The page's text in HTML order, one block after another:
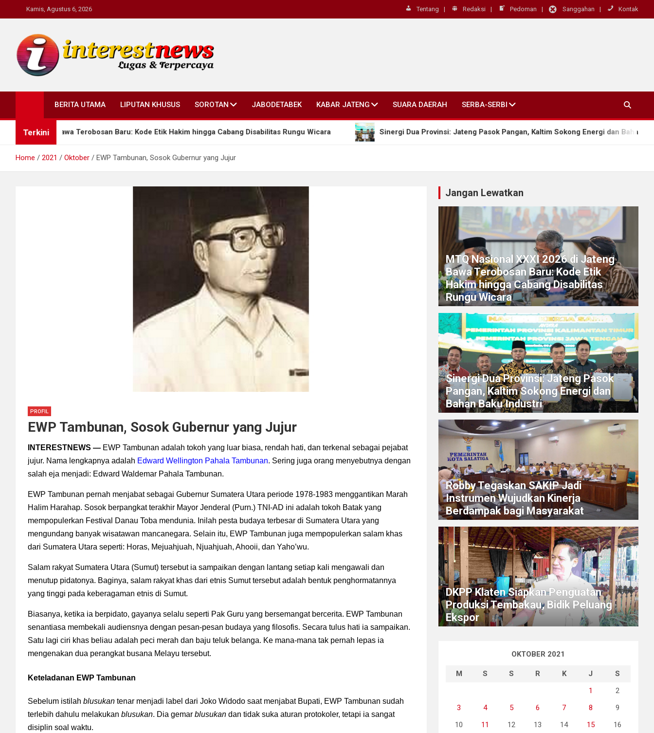
to
Kamis, Agustus 6, 2026 Tentang Redaksi Pedoman Sanggahan Kontak
Interestnews.or.id
BERITA UTAMA LIPUTAN KHUSUS SOROTAN JABODETABEK KABAR JATENG SUARA DAERAH SERBA-SERBI
Terkini
Bawa Terobosan Baru: Kode Etik Hakim hingga Cabang Disabilitas Rungu Wicara Sinergi Dua Provinsi: Jateng Pasok Pangan, Kaltim Sokong Energi dan Bahan Baku Industri
Home 2021 Oktober EWP Tambunan, Sosok Gubernur yang Jujur
PROFIL
EWP Tambunan, Sosok Gubernur yang Jujur
INTERESTNEWS — EWP Tambunan adalah tokoh yang luar biasa, rendah hati, dan terkenal sebagai pejabat
jujur. Nama lengkapnya adalah Edward Wellington Pahala Tambunan. Sering juga orang menyebutnya dengan
salah eja menjadi: Edward Waldemar Pahala Tambunan.
EWP Tambunan pernah menjabat sebagai Gubernur Sumatera Utara periode 1978-1983 menggantikan Marah
Halim Harahap. Sosok berpangkat terakhir Mayor Jenderal (Purn.) TNI-AD ini adalah tokoh Batak yang
mempopulerkan Festival Danau Toba mendunia. Inilah pesta budaya terbesar di Sumatera Utara yang
mengundang banyak wisatawan mancanegara. Selain itu, EWP Tambunan juga mempopulerkan salam khas
dari Sumatera Utara seperti: Horas, Mejuahjuah, Njuahjuah, Ahooii, dan Yaho’wu.
Salam rakyat Sumatera Utara (Sumut) tersebut ia sampaikan dengan lantang setiap kali mengawali dan
menutup pidatonya. Baginya, salam rakyat khas dari etnis Sumut tersebut adalah bentuk penghormatannya
yang tinggi pada keberagaman etnis di Sumut.
Biasanya, ketika ia berpidato, gayanya selalu seperti Pak Guru yang bersemangat bercerita. EWP Tambunan
senantiasa membekali audiensnya dengan pesan-pesan budaya yang filosofis. Secara tulus hati ia sampaikan.
Satu lagi ciri khas beliau adalah peci merah dan baju teluk belanga. Ke mana-mana tak pernah lepas ia
mengenakan dua perangkat busana Melayu tersebut.
Keteladanan EWP Tambunan
Sebelum istilah blusukan tenar menjadi label dari Joko Widodo saat menjabat Bupati, EWP Tambunan sudah
terlebih dahulu melakukan blusukan. Dia gemar blusukan dan tidak suka aturan protokoler, tetapi ia sangat
disiplin soal waktu.
Jangan Lewatkan
MTQ Nasional XXXI 2026 di Jateng
Bawa Terobosan Baru: Kode Etik
Hakim hingga Cabang Disabilitas
Rungu Wicara
Sinergi Dua Provinsi: Jateng Pasok
Pangan, Kaltim Sokong Energi dan
Bahan Baku Industri
Robby Tegaskan SAKIP Jadi
Instrumen Wujudkan Kinerja
Berdampak bagi Masyarakat
DKPP Klaten Siapkan Penguatan
Produksi Tembakau, Bidik Peluang
Ekspor
OKTOBER 2021
M S S R K J
S
1
2
3
4 5 6 7 8
9
10
11 12 13 14 15
16